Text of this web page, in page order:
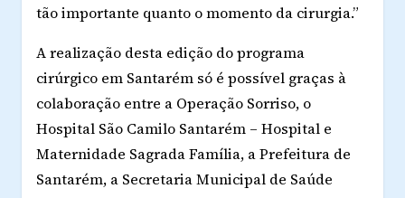
tão importante quanto o momento da cirurgia.”
A realização desta edição do programa
cirúrgico em Santarém só é possível graças à
colaboração entre a Operação Sorriso, o
Hospital São Camilo Santarém – Hospital e
Maternidade Sagrada Família, a Prefeitura de
Santarém, a Secretaria Municipal de Saúde